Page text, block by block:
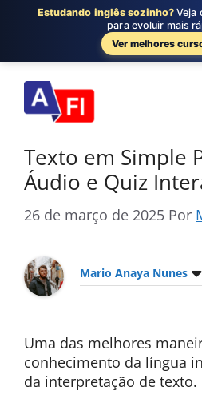
para
conteúdo
Texto em Simple
Áudio e Quiz
26 de março de 2025 Por
Mario Anaya Nunes
Uma das melhores
conhecimento da língua
da interpretação de texto.
Estudando inglês sozinho? Veja
para evoluir mais
Ver melhores